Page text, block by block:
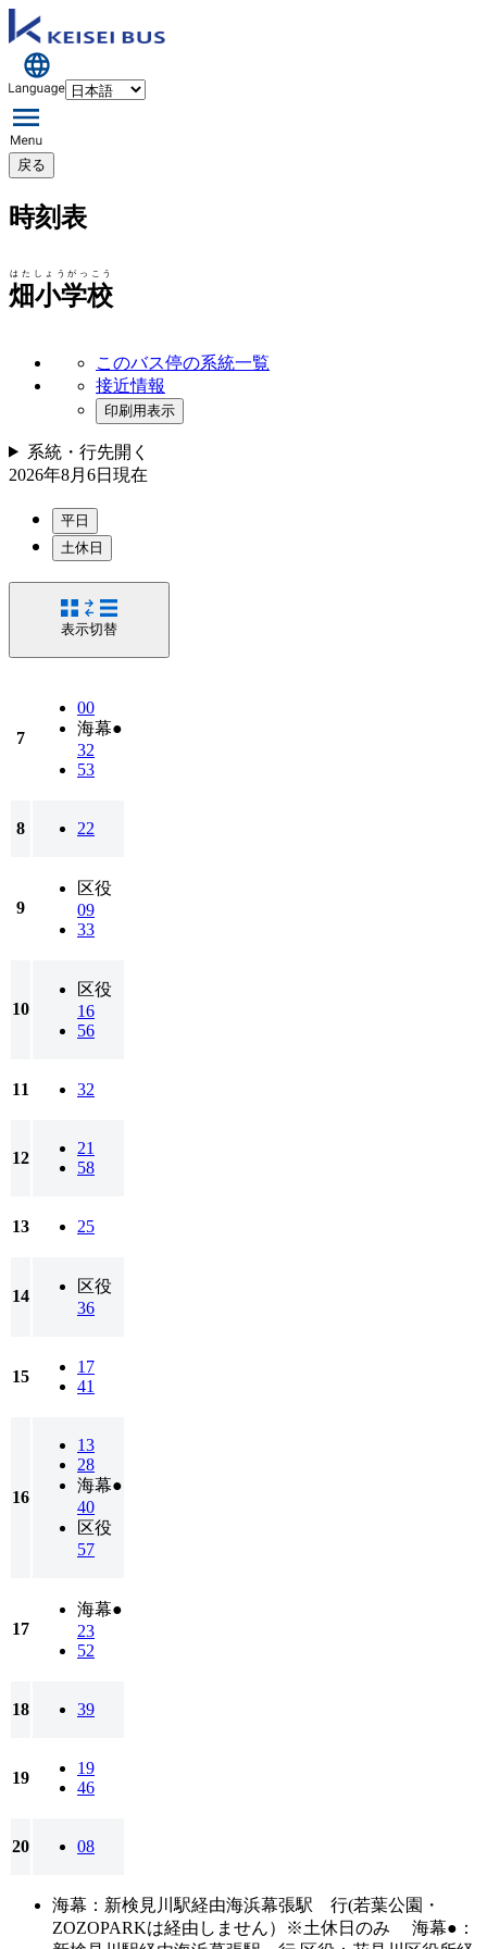
戻る
時刻表
畑小学校
はたしょうがっこう
このバス停の系統一覧
接近情報
印刷用表示
系統・行先開く
2026年8月6日 現在
平日
土休日
表示切替
7
00
海幕●
32
53
8 22
9
区役
09
33
10
区役
16
56
11 32
12
21
58
13 25
14
区役
36
15
17
41
16
13
28
海幕●
40
区役
57
17
海幕●
23
52
18 39
19
19
46
20 08
海幕：新検見川駅経由海浜幕張駅 行(若葉公園・
ZOZOPARKは経由しません）※土休日のみ 海幕●：